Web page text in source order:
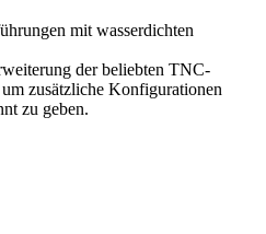
mit wasserdichten
der beliebten TNC-
zusätzliche Konfigurationen
zu geben.